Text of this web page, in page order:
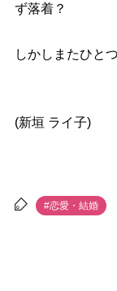
ず落着？
しかしまたひと
(新垣 ライ子)
#恋愛・結婚